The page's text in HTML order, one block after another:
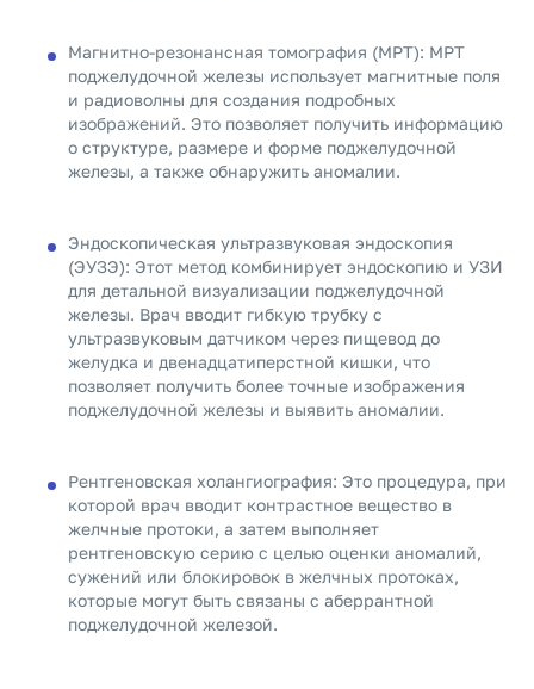
Магнитно-резонансная томография (МРТ): МРТ
поджелудочной железы использует магнитные поля
и радиоволны для создания подробных
изображений. Это позволяет получить информацию
о структуре, размере и форме поджелудочной
железы, а также обнаружить аномалии.
Эндоскопическая ультразвуковая эндоскопия
(ЭУЗЭ): Этот метод комбинирует эндоскопию и УЗИ
для детальной визуализации поджелудочной
железы. Врач вводит гибкую трубку с
ультразвуковым датчиком через пищевод до
желудка и двенадцатиперстной кишки, что
позволяет получить более точные изображения
поджелудочной железы и выявить аномалии.
Рентгеновская холангиография: Это процедура, при
которой врач вводит контрастное вещество в
желчные протоки, а затем выполняет
рентгеновскую серию с целью оценки аномалий,
сужений или блокировок в желчных протоках,
которые могут быть связаны с аберрантной
поджелудочной железой.